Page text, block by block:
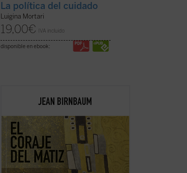
La política del cuidado
Luigina Mortari
19,00€ IVA incluido
disponible en ebook:
En todas partes, los predicadores feroces
iluminar las mentes. Jean Birnbaum
pretende reconfortar a todos los que se
niegan a aceptar el «embrutecimiento»
de nuestro debate público y que quieren
preservar el ...(ver ficha)